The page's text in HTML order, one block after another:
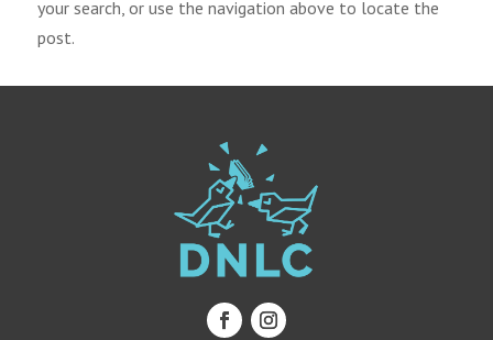
your search, or use the navigation above to locate the
post.